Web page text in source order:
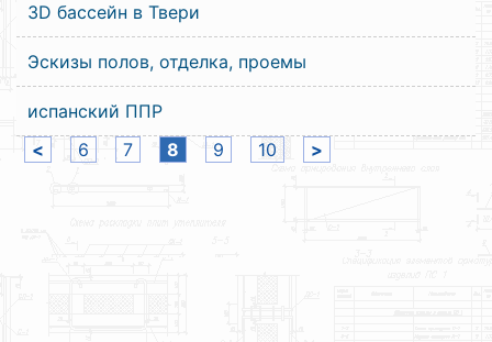
3D бассейн в Твери
Эскизы полов, отделка, проемы
испанский ППР
<
6 7 8 9 10 >